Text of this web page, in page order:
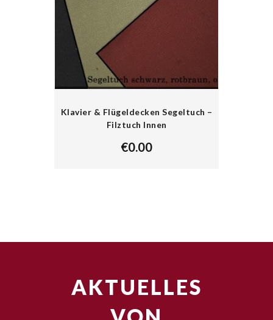
Klavier & Flügeldecken Segeltuch –
Filztuch Innen
€0.00
AKTUELLES